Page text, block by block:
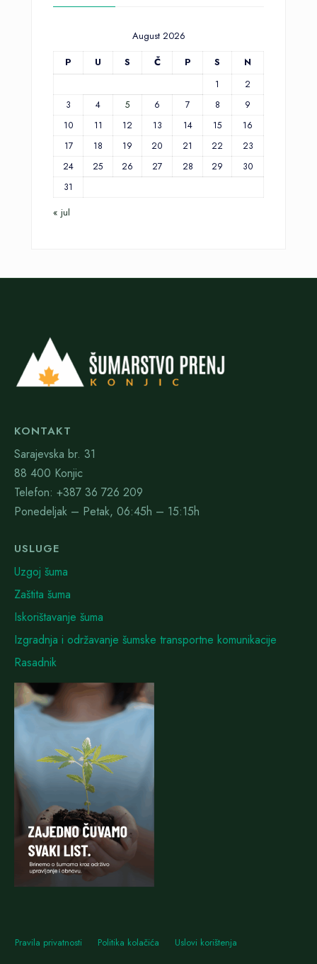
August 2026
P
U S Č P S N
1
2
3
4 5 6 7 8
9
10
11 12 13 14 15
16
17
18 19 20 21 22
23
24
25 26 27 28 29
30
31
« jul
KONTAKT
Sarajevska br. 31
88 400 Konjic
Telefon: +387 36 726 209
Ponedeljak – Petak, 06:45h – 15:15h
USLUGE
Uzgoj šuma
Zaštita šuma
Iskorištavanje šuma
Izgradnja i održavanje šumske transportne komunikacije
Rasadnik
Pravila privatnosti Politika kolačića Uslovi korištenja